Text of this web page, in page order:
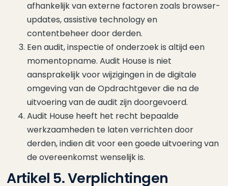
afhankelijk van externe factoren zoals browser-
updates, assistive technology en
contentbeheer door derden.
Een audit, inspectie of onderzoek is altijd een
momentopname. Audit House is niet
aansprakelijk voor wijzigingen in de digitale
omgeving van de Opdrachtgever die na de
uitvoering van de audit zijn doorgevoerd.
Audit House heeft het recht bepaalde
werkzaamheden te laten verrichten door
derden, indien dit voor een goede uitvoering van
de overeenkomst wenselijk is.
Artikel 5. Verplichtingen